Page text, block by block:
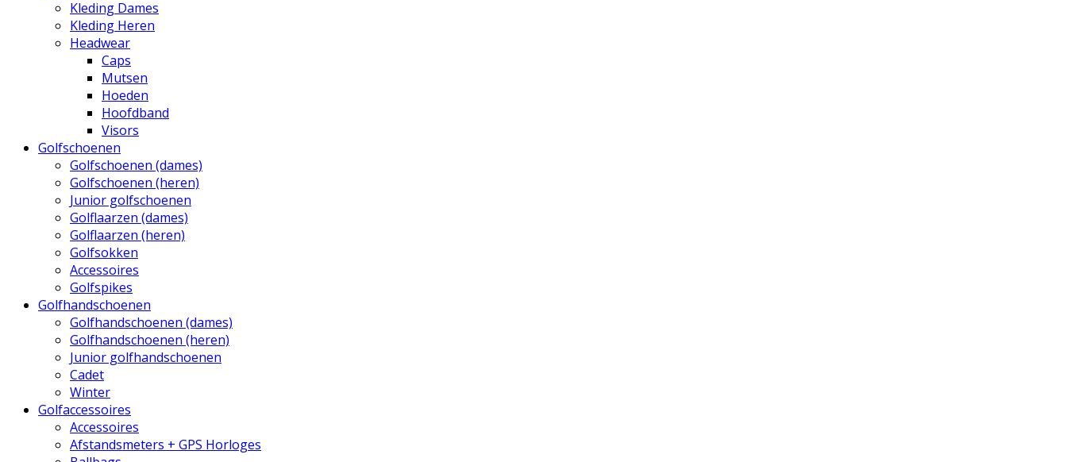
Kleding Dames
Kleding Heren
Headwear
Caps
Mutsen
Hoeden
Hoofdband
Visors
Golfschoenen
Golfschoenen (dames)
Golfschoenen (heren)
Junior golfschoenen
Golflaarzen (dames)
Golflaarzen (heren)
Golfsokken
Accessoires
Golfspikes
Golfhandschoenen
Golfhandschoenen (dames)
Golfhandschoenen (heren)
Junior golfhandschoenen
Cadet
Winter
Golfaccessoires
Accessoires
Afstandsmeters + GPS Horloges